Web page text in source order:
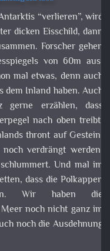
etwas, denn auch
Inland haben. Auch
dass schmelzendes
Das Eis der
folglich muss das
da in der stillen
ich würde nicht
Eis bedeckt bleiben.
durch das Meer noch
dann auch noch
dazu.
aktuell ansteigt.
in